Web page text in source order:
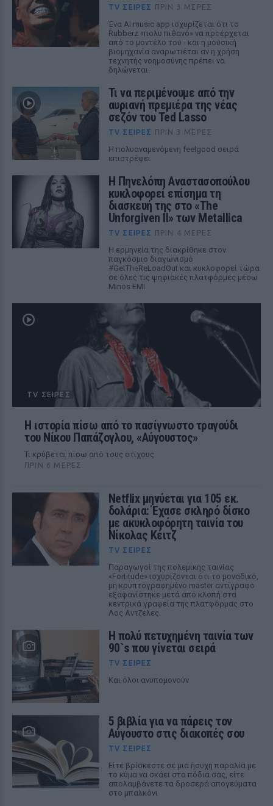
TV ΣΕΙΡΈΣ ΠΡΙΝ 3 ΜΈΡΕΣ
Ένα AI music app ισχυρίζεται ότι το
Rubberz «πολύ πιθανό» να προέρχεται
από το μοντέλο του - και η μουσική
βιομηχανία αναρωτιέται αν η χρήση
τεχνητής νοημοσύνης πρέπει να
δηλώνεται.
Τι να περιμένουμε από την
αυριανή πρεμιέρα της νέας
σεζόν του Ted Lasso
TV ΣΕΙΡΈΣ ΠΡΙΝ 3 ΜΈΡΕΣ
Η πολυαναμενόμενη feelgood σειρά
επιστρέφει
Η Πηνελόπη Αναστασοπούλου
κυκλοφορεί επίσημα τη
διασκευή της στο «The
Unforgiven II» των Metallica
TV ΣΕΙΡΈΣ ΠΡΙΝ 4 ΜΈΡΕΣ
Η ερμηνεία της διακρίθηκε στον
παγκόσμιο διαγωνισμό
#GetTheReLoadOut και κυκλοφορεί τώρα
σε όλες τις ψηφιακές πλατφόρμες μέσω
Minos EMI.
TV ΣΕΙΡΈΣ
Η ιστορία πίσω από το πασίγνωστο τραγούδι
του Νίκου Παπάζογλου, «Αύγουστος»
Τι κρύβεται πίσω από τους στίχους
ΠΡΙΝ 6 ΜΈΡΕΣ
Netflix μηνύεται για 105 εκ.
δολάρια: Έχασε σκληρό δίσκο
με ακυκλοφόρητη ταινία του
Νίκολας Κέιτζ
TV ΣΕΙΡΈΣ
Παραγωγοί της πολεμικής ταινίας
«Fortitude» ισχυρίζονται ότι το μοναδικό,
μη κρυπτογραφημένο master αντίγραφο
εξαφανίστηκε μετά από κλοπή στα
κεντρικά γραφεία της πλατφόρμας στο
Λος Αντζελες.
Η πολύ πετυχημένη ταινία των
90`s που γίνεται σειρά
TV ΣΕΙΡΈΣ
Και όλοι ανυπομονούν
5 βιβλία για να πάρεις τον
Αύγουστο στις διακοπές σου
TV ΣΕΙΡΈΣ
Είτε βρίσκεστε σε μια ήσυχη παραλία με
το κύμα να σκάει στα πόδια σας, είτε
απολαμβάνετε τα δροσερά απογεύματα
στο μπαλκόνι